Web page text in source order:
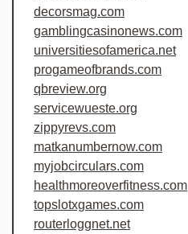
decorsmag.com
gamblingcasinonews.com
universitiesofamerica.net
progameofbrands.com
qbreview.org
servicewueste.org
zippyrevs.com
matkanumbernow.com
myjobcirculars.com
healthmoreoverfitness.com
topslotxgames.com
routerloggnet.net